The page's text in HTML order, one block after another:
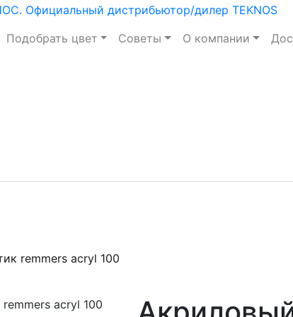
Подобрать цвет Советы О компании
remmers acryl 100